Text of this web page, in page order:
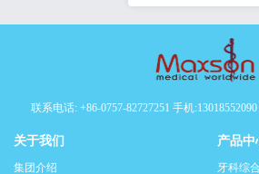
联系电话: +86-0757-82727251 手机
关于我们
集团介绍
产品中
牙科综